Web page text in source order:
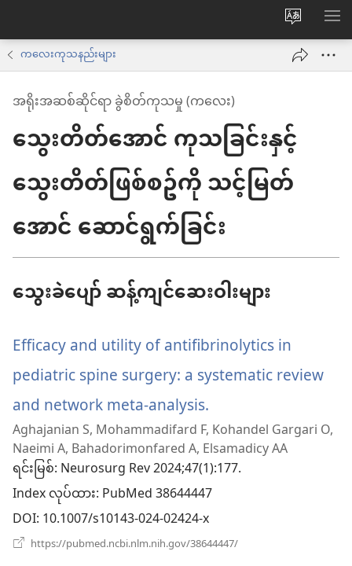
ဝ
က်
ဘာသာစ
ကို
ပြောင်း
ကလေးကုသနည်းများ
အရိုးအဆစ်ဆိုင်ရာ ခွဲစိတ်ကုသမှု (ကလေး)
သွေးတိတ်အောင် ကုသခြင်းနှင့်
သွေးတိတ်ဖြစ်စဥ်ကို သင့်မြတ်
အောင် ဆောင်ရွက်ခြင်း
သွေးခဲပျော် ဆန့်ကျင်ဆေးဝါးများ
Efficacy and utility of antifibrinolytics in
pediatric spine surgery: a systematic review
and network meta-analysis.
အသစ်
ဖွ
င့်
ပါ
Aghajanian S, Mohammadifard F, Kohandel Gargari O,
Naeimi A, Bahadorimonfared A, Elsamadicy AA
ရင်းမြစ်‎: Neurosurg Rev 2024;47(1):177.
Index လုပ်ထား‎: PubMed 38644447
DOI‎: 10.1007/s10143-024-02424-x
https://pubmed.ncbi.nlm.nih.gov/38644447/